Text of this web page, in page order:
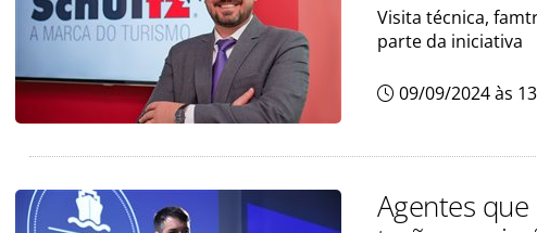
Visita técnica,
parte da iniciativa
09/09/2024 às
Agentes